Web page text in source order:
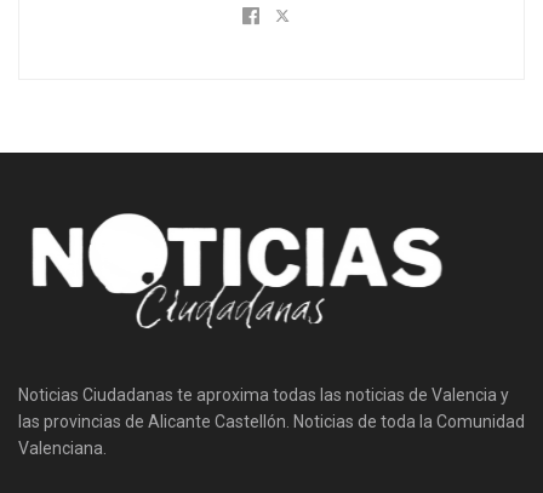
Noticias Ciudadanas te aproxima todas las noticias de Valencia y
las provincias de Alicante Castellón. Noticias de toda la Comunidad
Valenciana.